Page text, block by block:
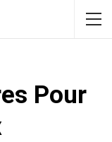
Pour